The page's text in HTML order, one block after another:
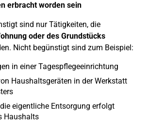
erbracht worden sein
sind nur Tätigkeiten, die
oder des Grundstücks
Nicht begünstigt sind zum Beispiel:
in einer Tagespflegeeinrichtung
Haushaltsgeräten in der Werkstatt
eigentliche Entsorgung erfolgt
Haushalts